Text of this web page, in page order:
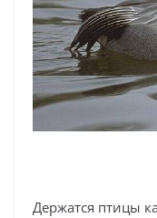
Держатся птицы